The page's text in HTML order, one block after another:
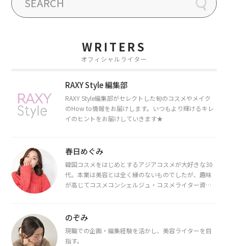
WRITERS
オフィシャルライター
RAXY Style 編集部
RAXY Style編集部がセレクトした旬のコスメやメイク
のHow to情報をお届けします。いつもより輝けるキレ
イのヒントをお届けしていきます★
春日めぐみ
韓国コスメをはじめとするアジアコスメが大好きな30
代。本業は美容とは全く縁のないものでしたが、趣味
が高じてコスメコンシェルジュ・コスメライター資格
断・骨格診断によるイメージコンサルティングも行っ
のぞみ
現職での企画・編集経験を活かし、美容ライターを目
指す。